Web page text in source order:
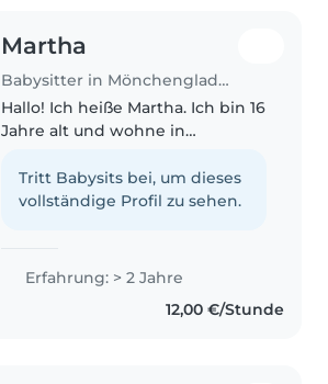
Martha
Babysitter in Mönchengladbach
Hallo! Ich heiße Martha. Ich bin 16
Jahre alt und wohne in
von vier Geschwistern habe ich
Erfahrung in der Betreuung
Tritt Babysits bei, um dieses
vollständige Profil zu sehen.
Erfahrung: > 2 Jahre
12,00 €/Stunde